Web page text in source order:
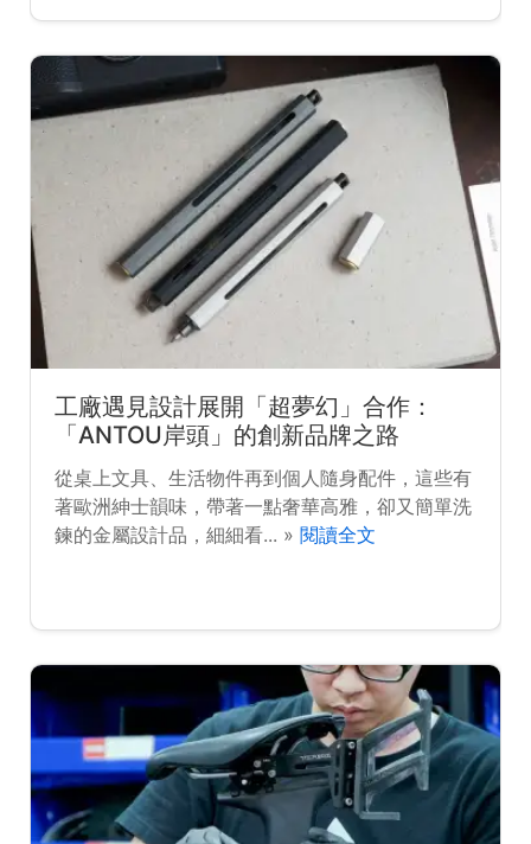
工廠遇見設計展開「超夢幻」合作：
「ANTOU岸頭」的創新品牌之路
從桌上文具、生活物件再到個人隨身配件，這些有
著歐洲紳士韻味，帶著一點奢華高雅，卻又簡單洗
鍊的金屬設計品，細細看... » 閱讀全文